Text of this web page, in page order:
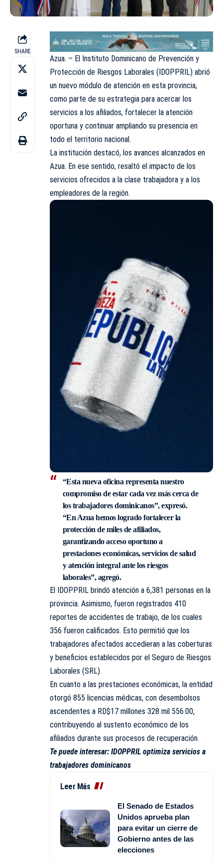
SHARE
Azua. – El Instituto Dominicano de Prevención y
Protección de Riesgos Laborales (IDOPPRIL) abrió
un nuevo módulo de atención en esta provincia,
como parte de su estrategia para acercar los
servicios a los afiliados, fortalecer la atención
oportuna y continuar ampliando su presencia en
todo el territorio nacional.
La institución destacó, los avances alcanzados en
Azua. En ese sentido, resaltó el impacto de los
servicios ofrecidos a la clase trabajadora y a los
empleadores de la región.
“Esta nueva oficina representa nuestro
compromiso de estar cada vez más cerca de
los trabajadores dominicanos”, expresó.
“En Azua hemos logrado fortalecer la
protección de miles de afiliados,
garantizando acceso oportuno a
prestaciones económicas, servicios de salud
y atención integral ante los riesgos
laborales”, agregó.
El IDOPPRIL brindó atención a 6,381 personas en la
provincia. Asimismo, fueron registrados 410
reportes de accidentes de trabajo, de los cuales
356 fueron calificados. Esto permitió que los
trabajadores afectados accedieran a las coberturas
y beneficios establecidos por el Seguro de Riesgos
Laborales (SRL).
En cuanto a las prestaciones económicas, la entidad
otorgó 855 licencias médicas, con desembolsos
ascendentes a RD$17 millones 328 mil 556.00,
contribuyendo al sustento económico de los
afiliados durante sus procesos de recuperación.
Te puede interesar: IDOPPRIL optimiza servicios a
trabajadores dominicanos
Leer Más
El Senado de Estados
Unidos aprueba plan
para evitar un cierre de
Gobierno antes de las
elecciones